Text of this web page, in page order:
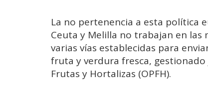
La no pertenencia a esta política
Ceuta y Melilla no trabajan en las
varias vías establecidas para
fruta y verdura fresca,
Frutas y Hortalizas (OPFH).